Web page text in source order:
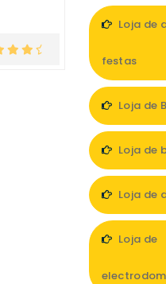
Loja de
festas
Loja de
Loja de
Loja de
Loja de